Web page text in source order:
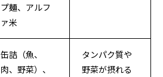
プ麺、アルフ
ァ米
缶詰（魚、
肉、野菜）、
タンパク質や
野菜が摂れる